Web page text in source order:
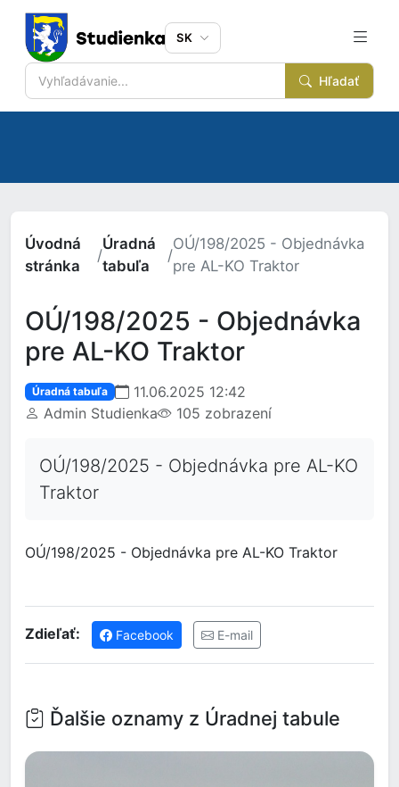
Hľadať
SK
Úvodná
stránka
/
Úradná
tabuľa
/
OÚ/198/2025 - Objednávka
pre AL-KO Traktor
OÚ/198/2025 - Objednávka
pre AL-KO Traktor
Úradná tabuľa
11.06.2025 12:42
Admin Studienka
105 zobrazení
OÚ/198/2025 - Objednávka pre AL-KO
Traktor
OÚ/198/2025 - Objednávka pre AL-KO Traktor
Zdieľať: Facebook E-mail
Ďalšie oznamy z Úradnej tabule